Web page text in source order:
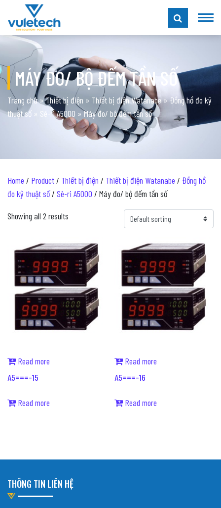
MÁY ĐO/ BỘ ĐẾM TẦN SỐ
Trang chủ»Thiết bị điện » Thiết bị điện Watanabe»Đồng hồ đo kỹ
thuật số» Sê-ri A5000 »Máy đo/ bộ đếm tần số
Home / Product/ Thiết bị điện / Thiết bị điện Watanabe / Đồng hồ
đo kỹ thuật số/ Sê-ri A5000 / Máy đo/ bộ đếm tần số
Showing all 2 results
Read more
A5===-15
Read more
Read more
A5===-16
Read more
THÔNG TIN LIÊN HỆ